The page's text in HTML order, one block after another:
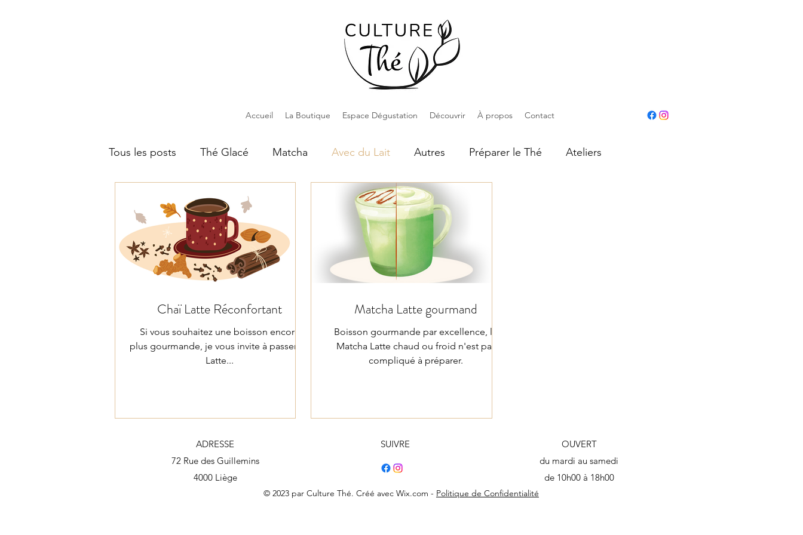
Accueil La Boutique Espace Dégustation Découvrir À propos Contact
Tous les posts Thé Glacé Matcha Avec du Lait Autres Préparer le Thé Ateliers
Chaï Latte Réconfortant
Si vous souhaitez une boisson encore
plus gourmande, je vous invite à passer au
Latte...
Matcha Latte gourmand
Boisson gourmande par excellence, le
Matcha Latte chaud ou froid n'est pas
compliqué à préparer.
ADRESSE
72 Rue des Guillemins
4000 Liège
SUIVRE
OUVERT
du mardi au samedi
de 10h00 à 18h00​
© 2023 par Culture Thé. Créé avec Wix.com - Politique de Confidentialité